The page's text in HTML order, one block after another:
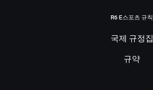
R6 E스포츠 규칙
국제 규정집
규약